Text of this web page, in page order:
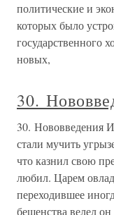
политические и
которых было
государственного
новых,
30.
30. Нововведения
стали мучить
что казнил свою
любил. Царем
переходившее
бешенства велел он